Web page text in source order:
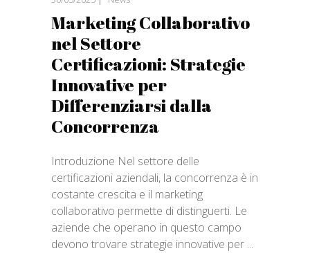
Marketing Collaborativo
nel Settore
Certificazioni: Strategie
Innovative per
Differenziarsi dalla
Concorrenza
Introduzione Nel settore delle
certificazioni aziendali, la concorrenza è in
costante crescita e il marketing
collaborativo permette di distinguerti. Le
aziende che operano in questo campo
devono trovare strategie innovative per